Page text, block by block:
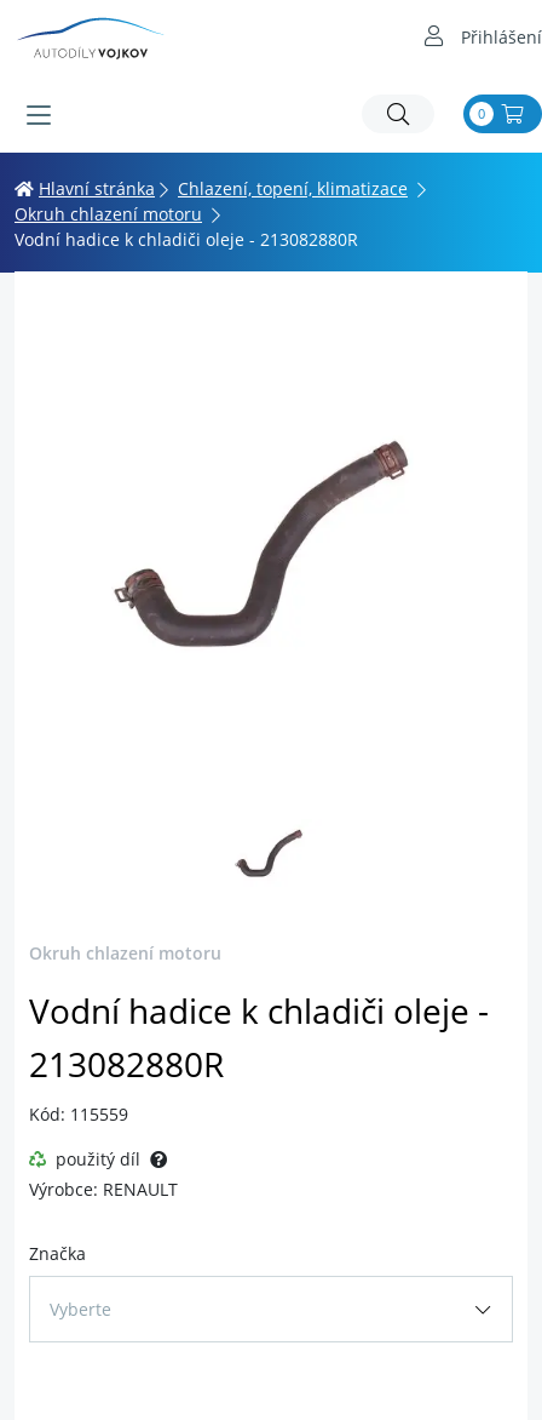
Přihlášení
0
Hlavní stránka
Chlazení, topení, klimatizace
Okruh chlazení motoru
Vodní hadice k chladiči oleje - 213082880R
Okruh chlazení motoru
Vodní hadice k chladiči oleje -
213082880R
Kód: 115559
použitý díl
Výrobce: RENAULT
Značka
Vyberte